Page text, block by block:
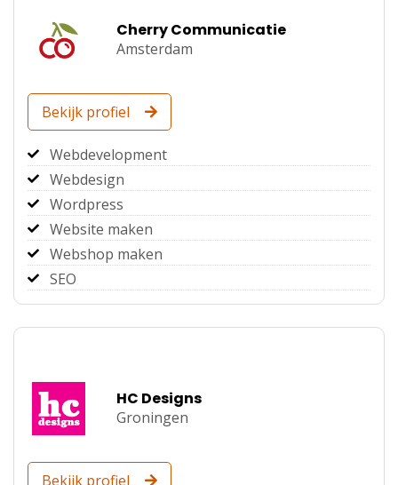
Cherry Communicatie
Amsterdam
Bekijk profiel
Webdevelopment
Webdesign
Wordpress
Website maken
Webshop maken
SEO
HC Designs
Groningen
Bekijk profiel